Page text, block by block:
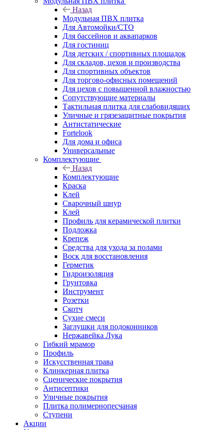
Назад
Модульная ПВХ плитка
Для Автомойки/СТО
Для бассейнов и аквапарков
Для гостиниц
Для детских / спортивных площадок
Для складов, цехов и производства
Для спортивных объектов
Для торгово-офисных помещений
Для цехов с повышенной влажностью
Сопутствующие материалы
Тактильная плитка для слабовидящих
Уличные и грязезащитные покрытия
Антистатические
Fortelook
Для дома и офиса
Универсальные
Комплектующие
Назад
Комплектующие
Краска
Клей
Сварочный шнур
Клей
Профиль для керамической плитки
Подложка
Крепеж
Средства для ухода за полами
Воск для восстановления
Герметик
Гидроизоляция
Грунтовка
Инструмент
Розетки
Скотч
Сухие смеси
Заглушки для подоконников
Нержавейка Лука
Гибкий мрамор
Профиль
Искусственная трава
Клинкерная плитка
Сценические покрытия
Антисептики
Уличные покрытия
Плитка полимернопесчаная
Ступени
Акции